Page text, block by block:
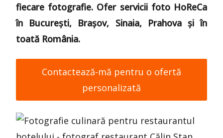
fiecare fotografie. Ofer servicii foto HoReCa
în București, Brașov, Sinaia, Prahova și în
toată România.
Contactează-mă pentru o ofertă
personalizată